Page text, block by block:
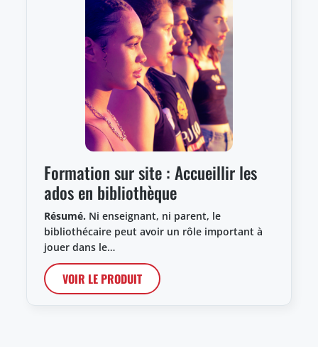
Formation sur site : Accueillir les
ados en bibliothèque
Résumé. Ni enseignant, ni parent, le
bibliothécaire peut avoir un rôle important à
jouer dans le…
VOIR LE PRODUIT